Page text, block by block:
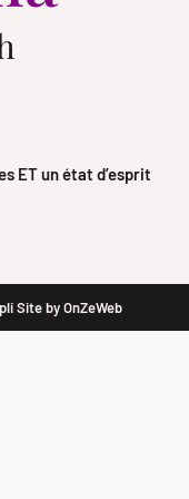
ET un état d’esprit
SitebyOnZeWeb